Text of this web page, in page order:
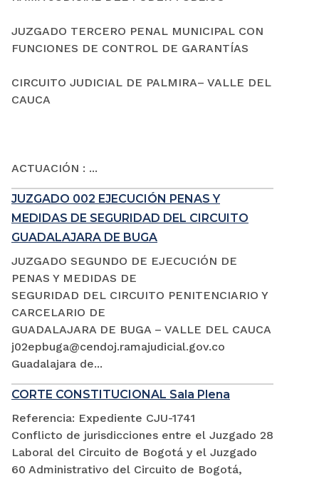
JUZGADO TERCERO PENAL MUNICIPAL CON
FUNCIONES DE CONTROL DE GARANTÍAS
CIRCUITO JUDICIAL DE PALMIRA– VALLE DEL
CAUCA
ACTUACIÓN : ...
JUZGADO 002 EJECUCIÓN PENAS Y
MEDIDAS DE SEGURIDAD DEL CIRCUITO
GUADALAJARA DE BUGA
JUZGADO SEGUNDO DE EJECUCIÓN DE
PENAS Y MEDIDAS DE
SEGURIDAD DEL CIRCUITO PENITENCIARIO Y
CARCELARIO DE
GUADALAJARA DE BUGA – VALLE DEL CAUCA
j02epbuga@cendoj.ramajudicial.gov.co
Guadalajara de...
CORTE CONSTITUCIONAL Sala Plena
Referencia: Expediente CJU-1741
Conflicto de jurisdicciones entre el Juzgado 28
Laboral del Circuito de Bogotá y el Juzgado
60 Administrativo del Circuito de Bogotá,